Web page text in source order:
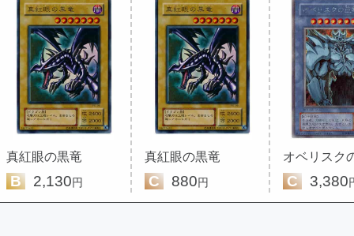
真紅眼の黒竜
B 2,130円
真紅眼の黒竜
C 880円
オベリスク
C 3,380